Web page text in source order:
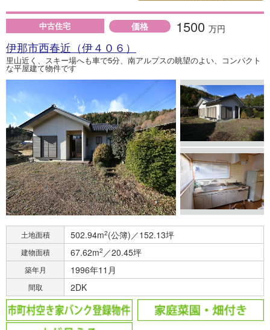
中古住宅 価格 1500 万円
伊那市西春近（伊４０６）
里山近く、スキー場へも車で5分、南アルプスの眺望のよい、コンパクト
な平屋建て物件です
土地面積 502.94m2(公簿)／152.13坪
建物面積 67.62m2 ／20.45坪
築年月 1996年11月
間取 2DK